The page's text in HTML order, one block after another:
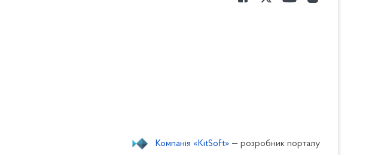
Компанія «KitSoft» — розробник порталу